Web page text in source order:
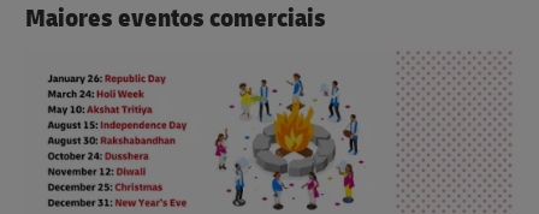
Maiores eventos comerciais